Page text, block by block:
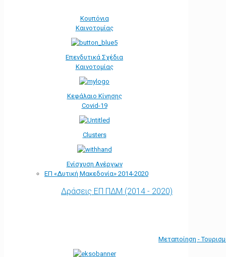
Κουπόνια
Καινοτομίας
Επενδυτικά Σχέδια
Καινοτομίας
Κεφάλαιο Κίνησης
Covid-19
Clusters
Ενίσχυση Ανέργων
ΕΠ «Δυτική Μακεδονία» 2014-2020
Δράσεις ΕΠ ΠΔΜ (2014 - 2020)
Μεταποίηση -